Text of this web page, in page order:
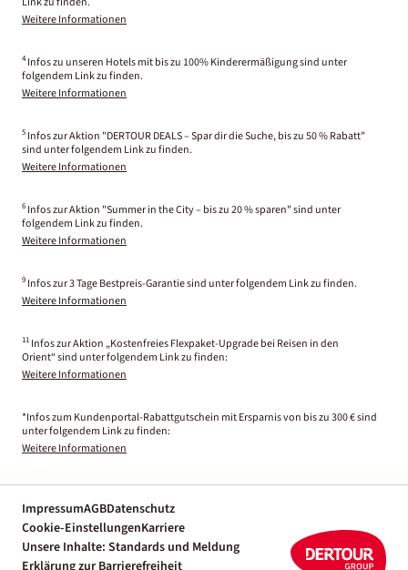
Weitere Informationen
4 Infos zu unseren Hotels mit bis zu 100% Kinderermäßigung sind unter
folgendem Link zu finden.
Weitere Informationen
5 Infos zur Aktion "DERTOUR DEALS – Spar dir die Suche, bis zu 50 % Rabatt"
sind unter folgendem Link zu finden.
Weitere Informationen
6 Infos zur Aktion "Summer in the City – bis zu 20 % sparen" sind unter
folgendem Link zu finden.
Weitere Informationen
9 Infos zur 3 Tage Bestpreis-Garantie sind unter folgendem Link zu finden.
Weitere Informationen
11 Infos zur Aktion „Kostenfreies Flexpaket-Upgrade bei Reisen in den
Orient“ sind unter folgendem Link zu finden:
Weitere Informationen
*Infos zum Kundenportal-Rabattgutschein mit Ersparnis von bis zu 300 € sind
unter folgendem Link zu finden:
Weitere Informationen
ImpressumAGBDatenschutz
Cookie-EinstellungenKarriere
Unsere Inhalte: Standards und Meldung
Erklärung zur Barrierefreiheit